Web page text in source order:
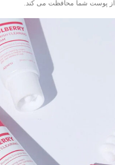
از پوست شما محافظت می کند.